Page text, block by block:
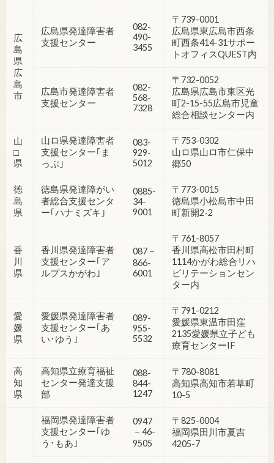
広
島
県
広
島
市
広島県発達障害者
支援センター
082-
490-
3455
〒739-0001
広島県東広島市西条
町西条414-31サポー
トオフィスQUEST内
広島市発達障害者
支援センター
082-
568-
7328
〒732-0052
広島県広島市東区光
町2-15-55広島市児童
総合相談センター内
山
□
県
山ロ県発達障害者
支援センター｢ま
っぷ｣
083-
929-
5012
〒753-0302
山ロ県山ロ市仁保中
郷50
徳
島
県
徳島県発達障がい
者総合支援センタ
ー｢ハナミズキ｣
0885-
34-
9001
〒773-0015
徳島県小松島市中田
町新開2-2
香
川
県
香川県発達障害者
支援センター｢ア
ルプスかがわ｣
087－
866-
6001
〒761-8057
香川県高松市田村町
1114かがわ総合リハ
ビリテーションセン
ター内
愛
媛
県
愛媛県発達障害者
支援センター｢あ
い･ゆう｣
089-
955-
5532
〒791-0212
愛媛県東温市田窪
2135愛媛県立子ども
療育センターIF
高
知
県
高知県立療育福祉
センター発達支援
部
088-
844-
1247
〒780-8081
高知県高知市若草町
10-5
福岡県発達障害者
支援センター｢ゆ
う･もあ｣
0947
－46-
9505
〒825-0004
福岡県田川市夏吉
4205-7